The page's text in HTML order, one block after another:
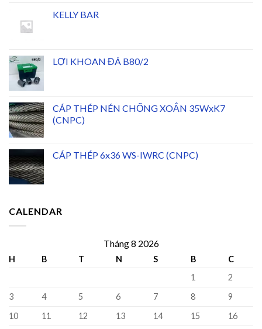
KELLY BAR
LỢI KHOAN ĐÁ B80/2
CÁP THÉP NÉN CHỐNG XOẮN 35WxK7
(CNPC)
CÁP THÉP 6x36 WS-IWRC (CNPC)
CALENDAR
Tháng 8 2026
H B T N S B
C
1
2
3
4 5 6 7 8
9
10
11 12 13 14 15
16